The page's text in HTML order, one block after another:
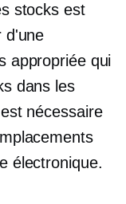
stocks est
d'une
appropriée qui
dans les
nécessaire
électronique.